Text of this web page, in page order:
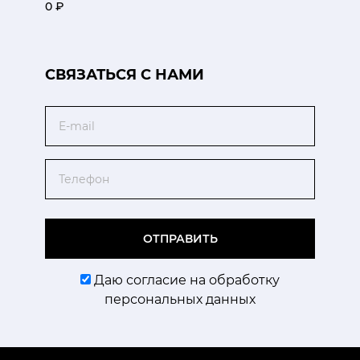
0 ₽
CВЯЗАТЬСЯ С НАМИ
ОТПРАВИТЬ
Даю согласие на обработку
персональных данных